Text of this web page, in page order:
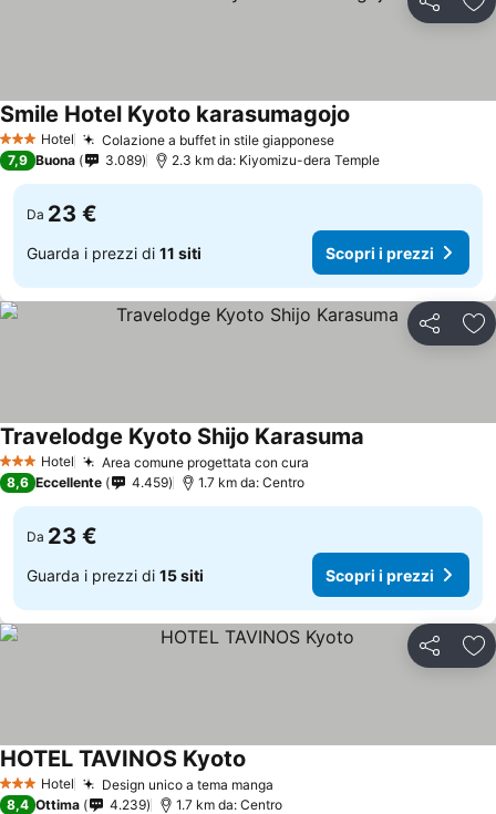
Condividi
3 StelleHotel Colazione a buffet in stile giapponese
Smile Hotel Kyoto karasumagojo
7,9 Buona 3.089 2.3 km da: Kiyomizu-dera Temple
Da 23 €
Guarda i prezzi di 11 siti Scopri i prezzi
Condividi
3 StelleHotel Area comune progettata con cura
Travelodge Kyoto Shijo Karasuma
8,6 Eccellente 4.459 1.7 km da: Centro
Da 23 €
Guarda i prezzi di 15 siti Scopri i prezzi
Condividi
3 StelleHotel Design unico a tema manga
HOTEL TAVINOS Kyoto
8,4 Ottima 4.239 1.7 km da: Centro